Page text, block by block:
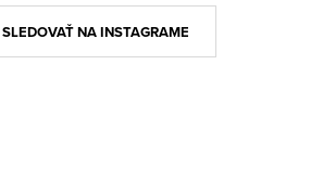
SLEDOVAŤ NA INSTAGRAME